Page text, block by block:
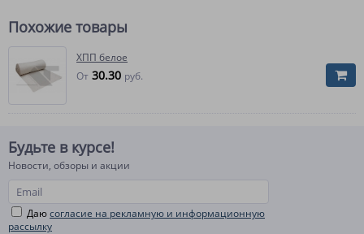
Похожие товары
ХПП белое
От 30.30 руб.
Будьте в курсе!
Новости, обзоры и акции
Даюсогласие на рекламную и информационную
рассылку